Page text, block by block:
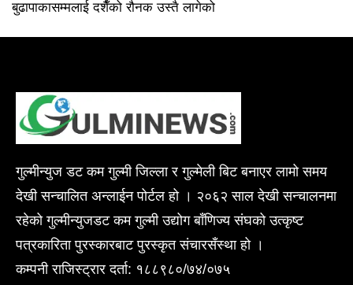
बुढापाकासम्मलाई दशैँको रौनक उस्तै लागेको
गुल्मीन्युज डट कम गुल्मी जिल्ला र गुल्मेली बिट बनाएर लामो समय
देखी सन्चालित अन्लाईन पोर्टल हो । २०६२ साल देखी सन्चालनमा
रहेको गुल्मीन्युजडट कम गुल्मी उद्योग बाँणिज्य संघको उत्कृष्ट
पत्रकारिता पुरस्कारबाट पुरस्कृत संचारसँस्था हो ।
कम्पनी राजिस्ट्रार दर्ता: १८८९८०/७४/०७५